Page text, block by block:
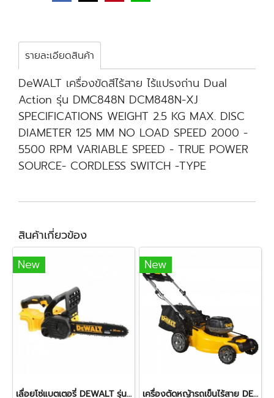
รายละเอียดสินค้า
DeWALT เครื่องขัดสีไร้สาย ไร้แปรงถ่าน Dual
Action รุ่น DMC848N DCM848N-XJ
SPECIFICATIONS WEIGHT 2.5 KG MAX. DISC
DIAMETER 125 MM NO LOAD SPEED 2000 -
5500 RPM VARIABLE SPEED - TRUE POWER
SOURCE- CORDLESS SWITCH -TYPE
สินค้าเกี่ยวข้อง
New
เลื่อยโซ่แบตเตอรี่ DEWALT รุ่น DCM565N-B1 ขนาด 10 นิ้ว 20V. (ตัวเปล่า)
New
เครื่องตัดหญ้ารถเข็นไร้สาย DEWALT รุ่น DCMW564N 2 X 20V. (ตัวเปล่า)